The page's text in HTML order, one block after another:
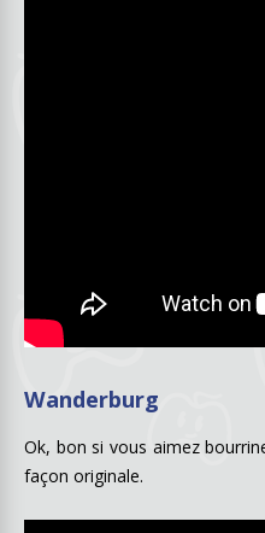
Wanderburg
Ok, bon si vous aimez
façon originale.